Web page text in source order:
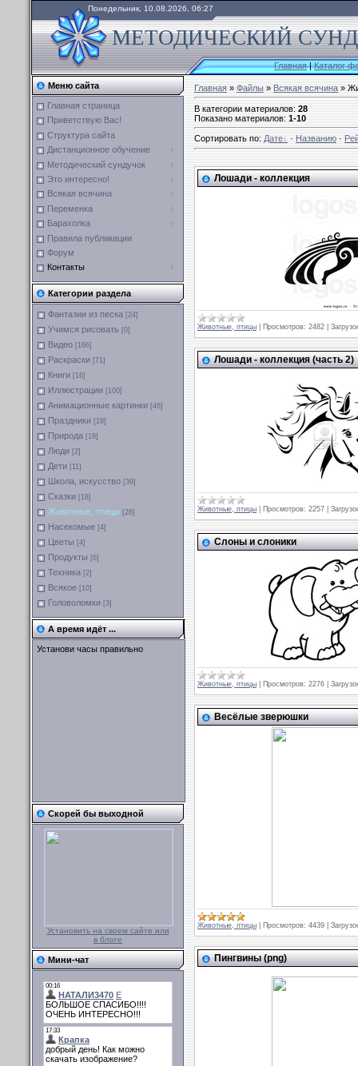
Понедельник, 10.08.2026, 06:27
МЕТОДИЧЕСКИЙ
Главная|Каталог
Меню сайта
Главная страница
Приветствую Вас!
Структура сайта
Дистанционное обучение
Методический сундучок
Это интересно!
Всякая всячина
Переменка
Барахолка
Правила публикации
Форум
Контакты
Категории раздела
Фантазии из песка [24]
Учимся рисовать [0]
Видео [166]
Раскраски [71]
Книги [16]
Иллюстрации [100]
Анимационные картинки [46]
Праздники [18]
Природа [18]
Люди [2]
Дети [11]
Школа, искусство [39]
Сказки [18]
Животные, птицы [28]
Насекомые [4]
Цветы [4]
Продукты [6]
Техника [2]
Всякое [10]
Головоломки [3]
А время идёт ...
Установи часы правильно
Скорей бы выходной
Установить на своем сайте или
в блоге
Мини-чат
Главная»Файлы»Всякая всячина»
В категории материалов:28
Показано материалов:1-10
Сортировать по:Дате ·Названию·
Лошади - коллекция
Животные, птицы Просмотров: 2482
Лошади - коллекция (часть 2)
Животные, птицы Просмотров: 2257
Слоны и слоники
Животные, птицы Просмотров: 2276
Весёлые зверюшки
Животные, птицы Просмотров: 4439
Пингвины (png)